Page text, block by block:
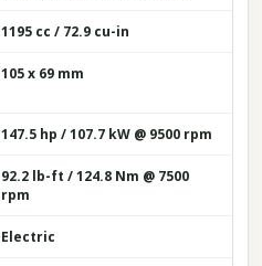
1195 cc / 72.9 cu-in
105 x 69 mm
147.5 hp / 107.7 kW @ 9500 rpm
92.2 lb-ft / 124.8 Nm @ 7500
rpm
Electric